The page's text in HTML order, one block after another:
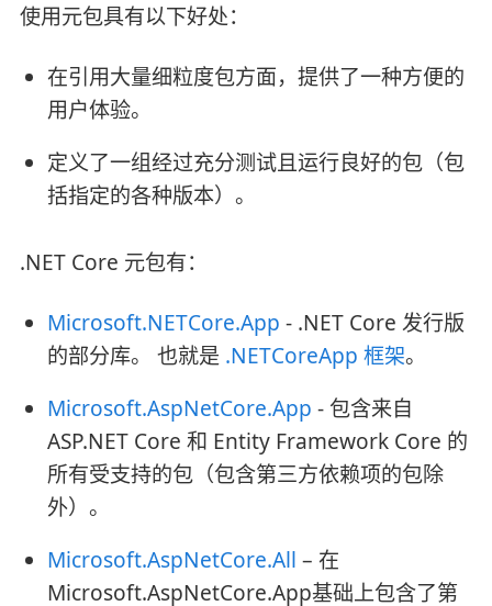
使用元包具有以下好处：
在引用大量细粒度包方面，提供了一种方便的
用户体验。
定义了一组经过充分测试且运行良好的包（包
括指定的各种版本）。
.NET Core 元包有：
Microsoft.NETCore.App - .NET Core 发行版
的部分库。 也就是 .NETCoreApp 框架。
Microsoft.AspNetCore.App - 包含来自
ASP.NET Core 和 Entity Framework Core 的
所有受支持的包（包含第三方依赖项的包除
外）。
Microsoft.AspNetCore.All – 在
Microsoft.AspNetCore.App基础上包含了第